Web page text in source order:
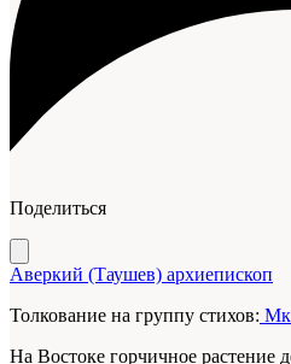
Поделиться
Аверкий (Таушев) архиепископ
Толкование на группу стихов:
На Востоке горчичное растение